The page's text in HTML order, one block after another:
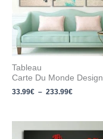
Tableau
Carte Du Monde Design
33.99€ – 233.99€